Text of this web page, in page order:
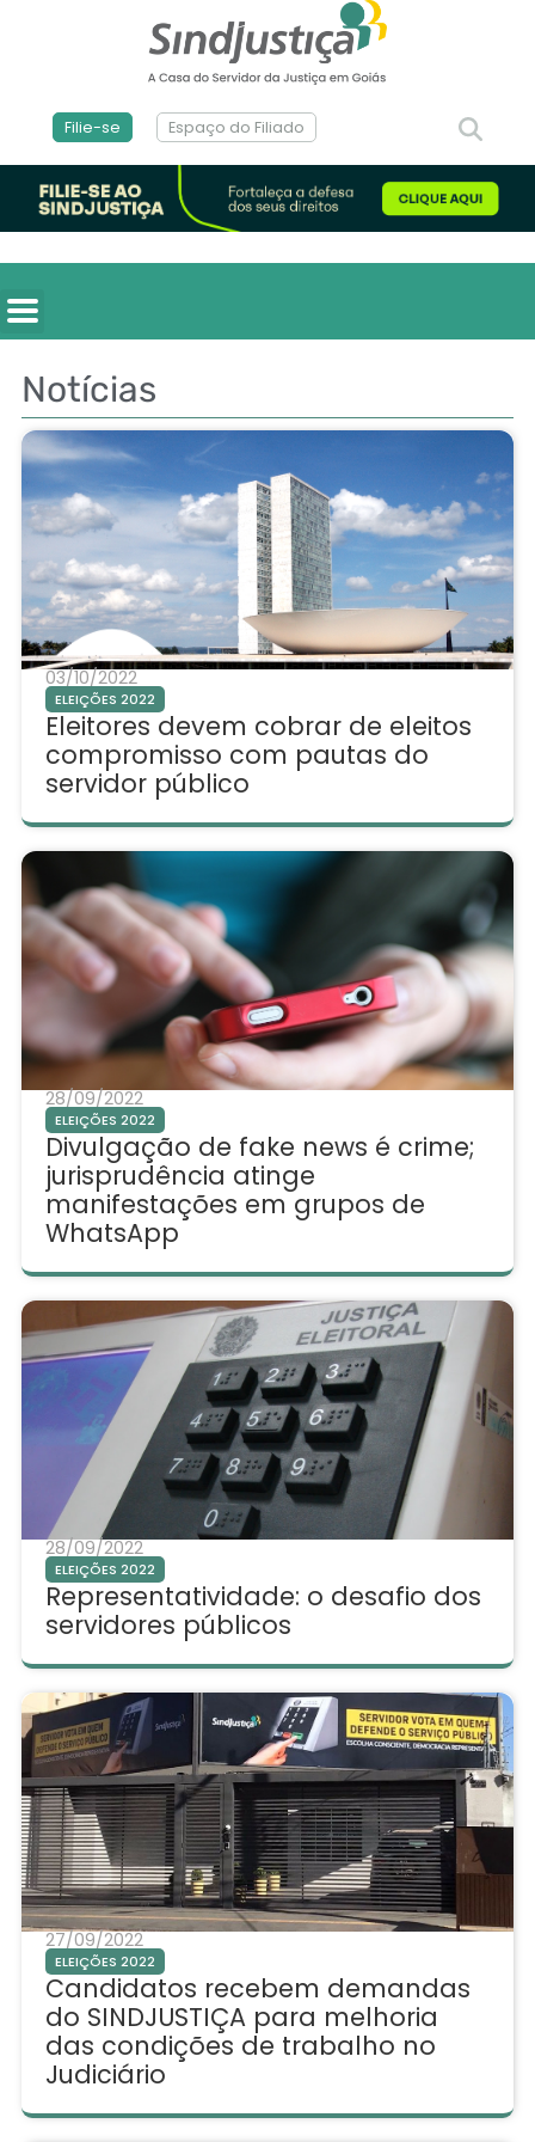
Filie-se Espaço do Filiado
Notícias
03/10/2022
ELEIÇÕES 2022
Eleitores devem cobrar de eleitos
compromisso com pautas do
servidor público
28/09/2022
ELEIÇÕES 2022
Divulgação de fake news é crime;
jurisprudência atinge
manifestações em grupos de
WhatsApp
28/09/2022
ELEIÇÕES 2022
Representatividade: o desafio dos
servidores públicos
27/09/2022
ELEIÇÕES 2022
Candidatos recebem demandas
do SINDJUSTIÇA para melhoria
das condições de trabalho no
Judiciário